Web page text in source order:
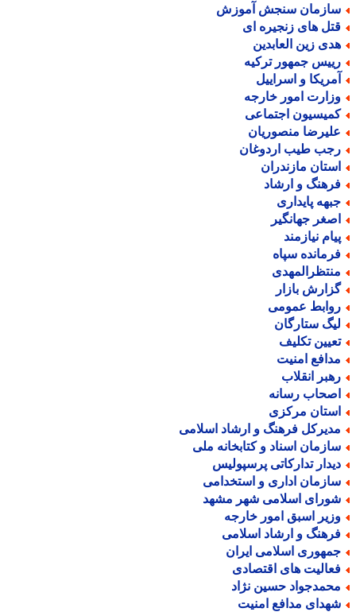
سنجش آموزش
های زنجیره ای
زین العابدین
جمهور ترکیه
و اسراییل
امور خارجه
اجتماعی
منصوریان
طیب اردوغان
مازندران
و ارشاد
پایداری
جهانگیر
نیازمند
سپاه
بازار
عمومی
ستارگان
تکلیف
امنیت
انقلاب
رسانه
مرکزی
فرهنگ و ارشاد اسلامی
اسناد و کتابخانه ملی
تدارکاتی پرسپولیس
اداری و استخدامی
اسلامی شهر مشهد
اسبق امور خارجه
و ارشاد اسلامی
اسلامی ایران
های اقتصادی
حسین نژاد
مدافع امنیت